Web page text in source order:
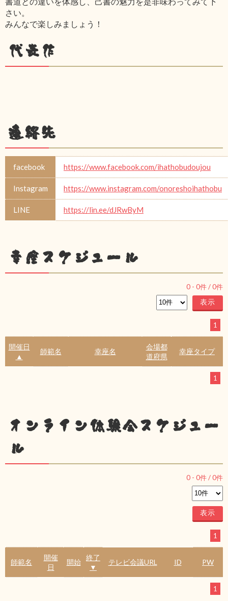
さい。
みんなで楽しみましょう！
代表作
連絡先
facebook https://www.facebook.com/ihathobudoujou
Instagram https://www.instagram.com/onoreshoihathobu
LINE https://lin.ee/dJRwByM
幸座スケジュール
0 - 0件 /0件
1
開催日
▲
師範名 幸座名
会場都
道府県
幸座タイプ
1
オンライン体験会スケジュー
ル
0 - 0件 /0件
1
師範名
開催
日
開始
終了
▼
テレビ会議URL ID PW
1